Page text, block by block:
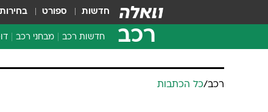
חדשות ספורט בחירות
רכב חדשות רכב מבחני רכב
רכב/כל הכתבות